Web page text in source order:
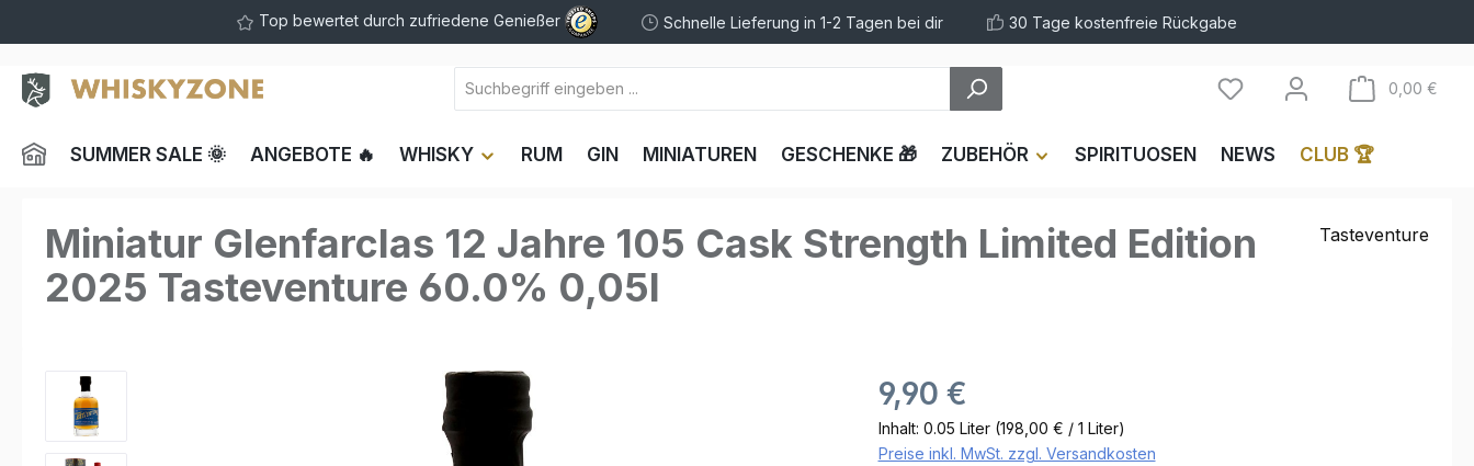
Zur Hauptnavigation springenTop bewertet durch zufriedene Genießer Schnelle Lieferung in 1-2 Tagen bei dir 30 Tage kostenfreie Rückgabe
0,00 €
SUMMER SALE 🌞 ANGEBOTE 🔥 WHISKY RUM GIN MINIATUREN GESCHENKE 🎁 ZUBEHÖR SPIRITUOSEN NEWS CLUB 🏆
Miniatur Glenfarclas 12 Jahre 105 Cask Strength Limited Edition
2025 Tasteventure 60.0% 0,05l
Tasteventure
Bildergalerie überspringen 9,90 €
Inhalt: 0.05 Liter (198,00 € / 1 Liter)
Preise inkl. MwSt. zzgl. Versandkosten